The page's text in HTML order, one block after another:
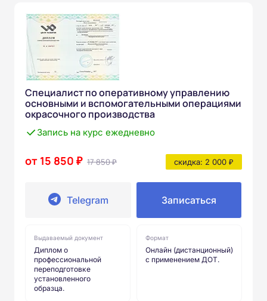
Специалист по оперативному управлению
основными и вспомогательными операциями
окрасочного производства
Запись на курс ежедневно
от 15 850 ₽ 17 850 ₽ скидка: 2 000 ₽
Telegram Записаться
Выдаваемый документ
Диплом о
профессиональной
переподготовке
установленного
образца.
Формат
Онлайн (дистанционный)
с применением ДОТ.